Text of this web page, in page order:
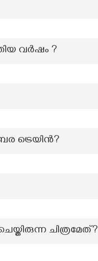
വർഷം ?
ട്രെയിൻ?
ചിത്രമേത്?